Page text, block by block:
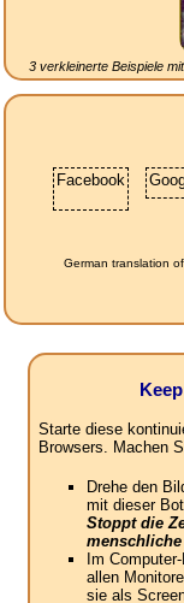
3 verkleinerte Beispiele
Facebook
German translation
Starte diese
Browsers. Machen
Drehe den
mit dieser
Stoppt die
Im
allen
sie als